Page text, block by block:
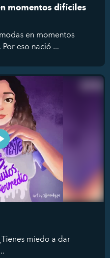
momentos difíciles
en momentos
eso nació ...
miedo a dar